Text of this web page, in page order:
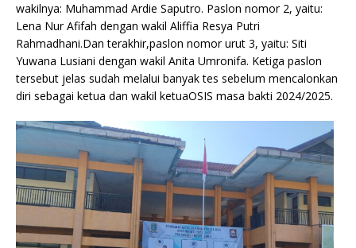
wakilnya: Muhammad Ardie Saputro. Paslon nomor 2, yaitu:
Lena Nur Afifah dengan wakil Aliffia Resya Putri
Rahmadhani.Dan terakhir,paslon nomor urut 3, yaitu: Siti
Yuwana Lusiani dengan wakil Anita Umronifa. Ketiga paslon
tersebut jelas sudah melalui banyak tes sebelum mencalonkan
diri sebagai ketua dan wakil ketuaOSIS masa bakti 2024/2025.